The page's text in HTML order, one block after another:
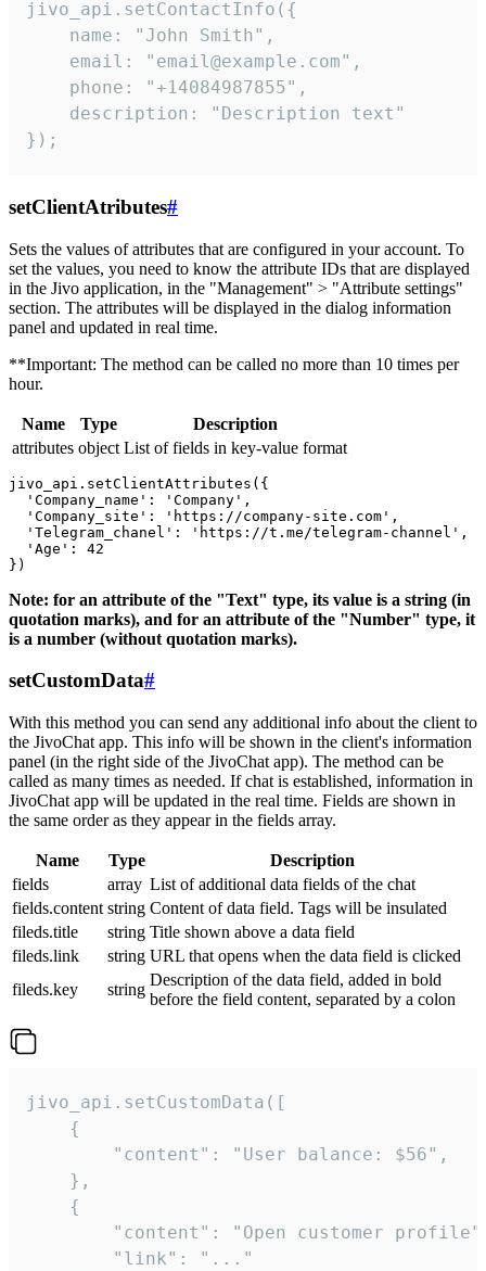
jivo_api.setContactInfo({
    name: "John Smith",
    email: "email@example.com",
    phone: "+14084987855",
    description: "Description text"
});
setClientAtributes#
Sets the values ​​of attributes that are configured in your account. To
set the values, you need to know the attribute IDs that are displayed
in the Jivo application, in the "Management" > "Attribute settings"
section. The attributes will be displayed in the dialog information
panel and updated in real time.
**Important: The method can be called no more than 10 times per
hour.
Name Type
Description
attributes object List of fields in key-value format
jivo_api.setClientAttributes({
  'Company_name': 'Company',
  'Company_site': 'https://company-site.com',
  'Telegram_chanel': 'https://t.me/telegram-channel',
  'Age': 42
Note: for an attribute of the "Text" type, its value is a string (in
quotation marks), and for an attribute of the "Number" type, it
is a number (without quotation marks).
setCustomData#
With this method you can send any additional info about the client to
the JivoChat app. This info will be shown in the client's information
panel (in the right side of the JivoChat app). The method can be
called as many times as needed. If chat is established, information in
JivoChat app will be updated in the real time. Fields are shown in
the same order as they appear in the fields array.
Name Type
Description
fields
array List of additional data fields of the chat
fields.content string Content of data field. Tags will be insulated
fileds.title
string Title shown above a data field
fileds.link
string URL that opens when the data field is clicked
fileds.key
string
Description of the data field, added in bold
before the field content, separated by a colon
jivo_api.setCustomData([
    {
        "content": "User balance: $56",
    },
    {
"content": "Open customer
        "link": "..."